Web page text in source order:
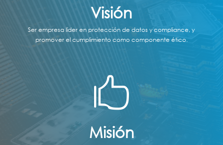
Visión
Ser empresa líder en protección de datos y compliance, y
promover el cumplimiento como componente ético.

Misión